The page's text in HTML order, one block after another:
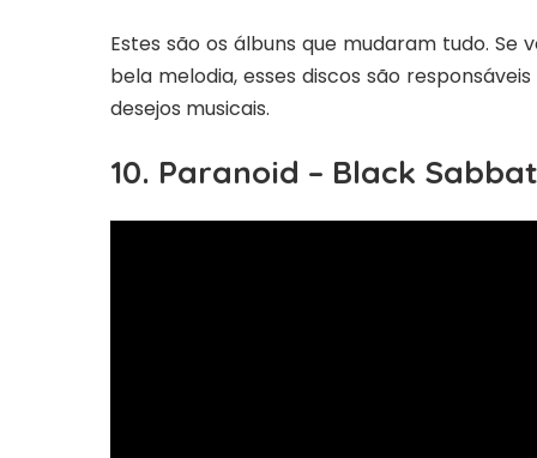
Estes são os álbuns que mudaram tudo.
bela melodia, esses discos são
desejos musicais.
10. Paranoid – Black